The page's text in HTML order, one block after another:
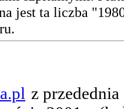
jest ta liczba
z